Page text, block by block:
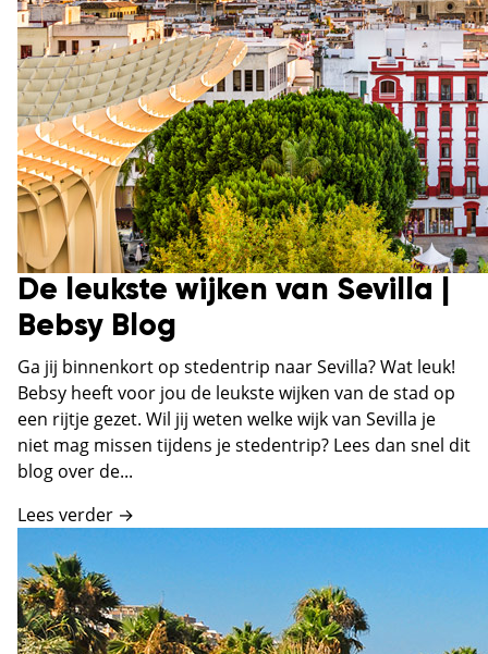
De leukste wijken van Sevilla |
Bebsy Blog
Ga jij binnenkort op stedentrip naar Sevilla? Wat leuk!
Bebsy heeft voor jou de leukste wijken van de stad op
een rijtje gezet. Wil jij weten welke wijk van Sevilla je
niet mag missen tijdens je stedentrip? Lees dan snel dit
blog over de...
Lees verder →